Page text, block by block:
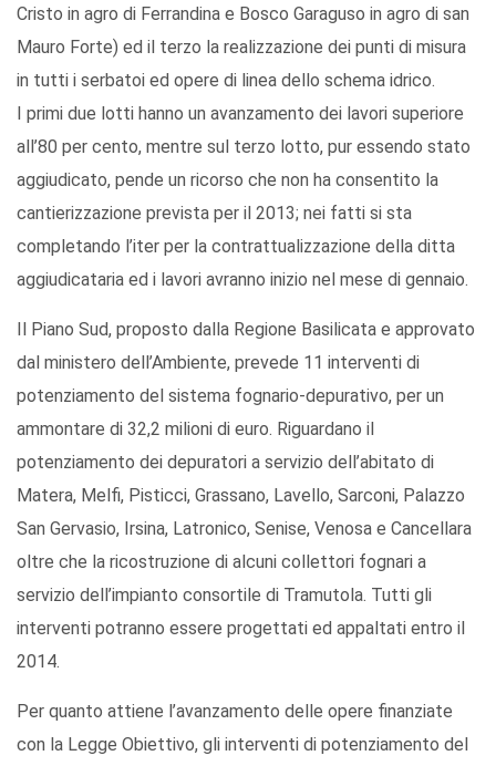
Cristo in agro di Ferrandina e Bosco Garaguso in agro di san
Mauro Forte) ed il terzo la realizzazione dei punti di misura
in tutti i serbatoi ed opere di linea dello schema idrico.
I primi due lotti hanno un avanzamento dei lavori superiore
all’80 per cento, mentre sul terzo lotto, pur essendo stato
aggiudicato, pende un ricorso che non ha consentito la
cantierizzazione prevista per il 2013; nei fatti si sta
completando l’iter per la contrattualizzazione della ditta
aggiudicataria ed i lavori avranno inizio nel mese di gennaio.
Il Piano Sud, proposto dalla Regione Basilicata e approvato
dal ministero dell’Ambiente, prevede 11 interventi di
potenziamento del sistema fognario-depurativo, per un
ammontare di 32,2 milioni di euro. Riguardano il
potenziamento dei depuratori a servizio dell’abitato di
Matera, Melfi, Pisticci, Grassano, Lavello, Sarconi, Palazzo
San Gervasio, Irsina, Latronico, Senise, Venosa e Cancellara
oltre che la ricostruzione di alcuni collettori fognari a
servizio dell’impianto consortile di Tramutola. Tutti gli
interventi potranno essere progettati ed appaltati entro il
2014.
Per quanto attiene l’avanzamento delle opere finanziate
con la Legge Obiettivo, gli interventi di potenziamento del